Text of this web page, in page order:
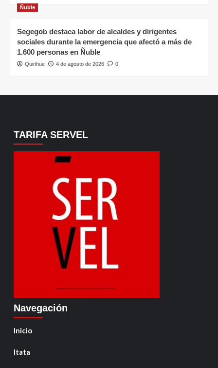
Ñuble
Segegob destaca labor de alcaldes y dirigentes
sociales durante la emergencia que afectó a más de
1.600 personas en Ñuble
Quirihue 4 de agosto de 2026 0
TARIFA SERVEL
Navegación
Inicio
Itata